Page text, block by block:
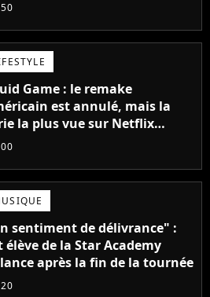
Game : le remake
est annulé, mais la
la plus vue sur Netflix
avoir une version
sentiment de délivrance" :
élève de la Star Academy
après la fin de la tournée